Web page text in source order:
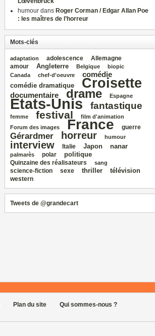
humour dans Roger Corman / Edgar Allan Poe
: les maîtres de l’horreur
Mots-clés
adaptation adolescence Allemagne
amour Angleterre Belgique
biopic
Canada
chef‑d'oeuvre comédie
comédie dramatique Croisette
documentaire drame Espagne
Etats‑Unis fantastique
femme festival
film d'animation
Forum des images
France guerre
Gérardmer horreur humour
interview Italie Japon nanar
palmarès polar politique
Quinzaine des réalisateurs sang
science‑fiction sexe thriller télévision
western
Tweets de @grandecart
Plan du site Qui sommes-nous ?